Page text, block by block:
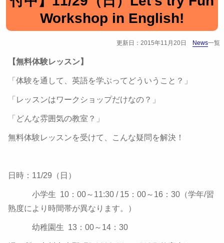
Workshop in English!
更新日：2015年11月20日 News一覧
【無料体験レッスン】
「体験を通して、英語を学ぶってどういうこと？」
「レッスンはワークショップだけなの？」
「どんな雰囲気の教室？」
無料体験レッスンを受けて、こんな疑問を解決！
日時：11/29（日）
小学生 10：00～11:30 / 15：00～16：30（学年/習
熟度により時間帯が異なります。）
幼稚園生 13：00～14：30